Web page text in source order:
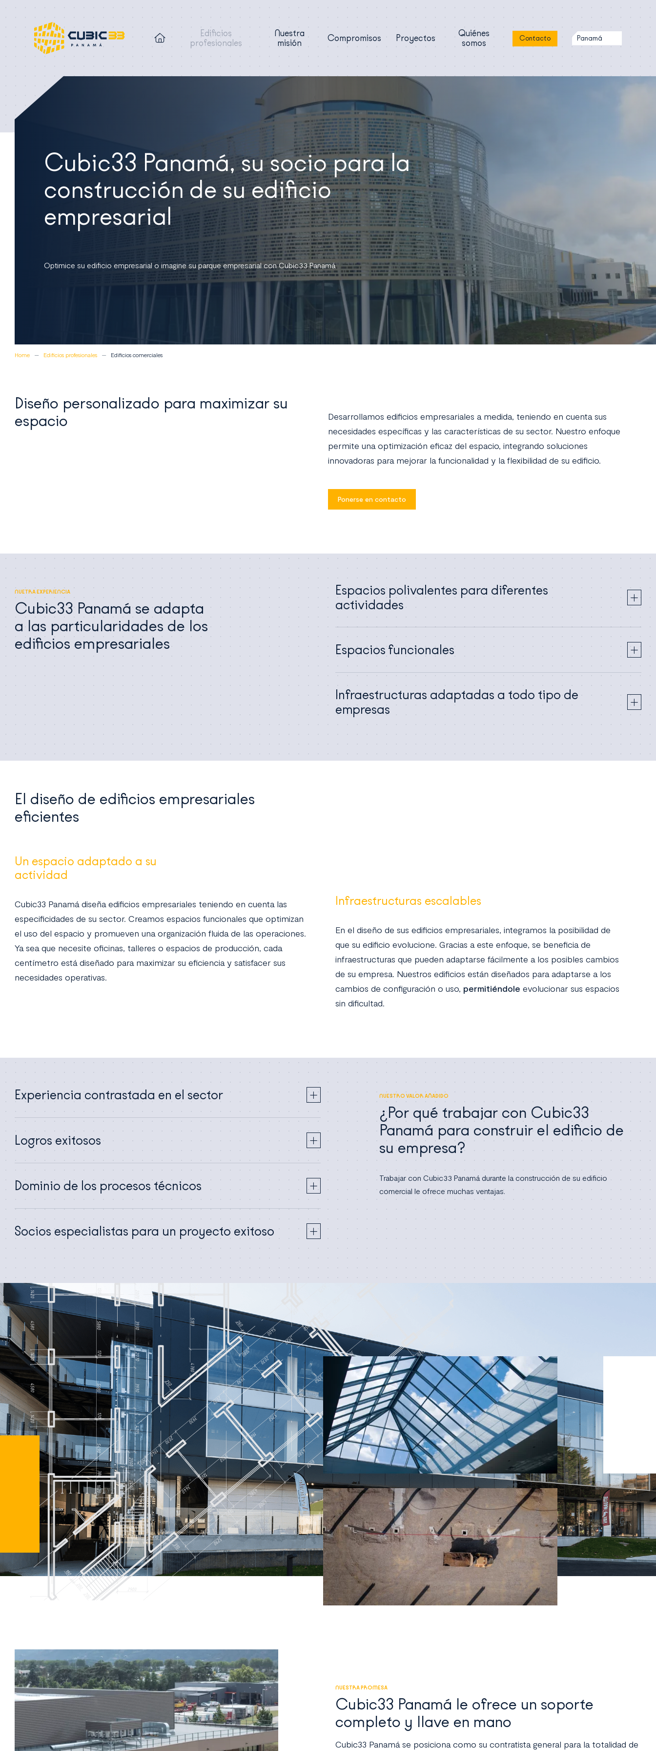
Edificios
profesionales
Nuestra
misión
Compromisos Proyectos
Quiénes
somos
Contacto Panamá
Cubic33 Panamá, su socio para la
construcción de su edificio
empresarial
Optimice su edificio empresarial o imagine su parque empresarial con Cubic33 Panamá
Home Edificios profesionales Edificios comerciales
Diseño personalizado para maximizar su
espacio
Desarrollamos edificios empresariales a medida, teniendo en cuenta sus
necesidades específicas y las características de su sector. Nuestro enfoque
permite una optimización eficaz del espacio, integrando soluciones
innovadoras para mejorar la funcionalidad y la flexibilidad de su edificio.
Ponerse en contacto
NUETRA EXPERIENCIA
Cubic33 Panamá se adapta
a las particularidades de los
edificios empresariales
Espacios polivalentes para diferentes
actividades
Espacios funcionales
Infraestructuras adaptadas a todo tipo de
empresas
El diseño de edificios empresariales
eficientes
Un espacio adaptado a su
actividad
Cubic33 Panamá diseña edificios empresariales teniendo en cuenta las
especificidades de su sector. Creamos espacios funcionales que optimizan
el uso del espacio y promueven una organización fluida de las operaciones.
Ya sea que necesite oficinas, talleres o espacios de producción, cada
centímetro está diseñado para maximizar su eficiencia y satisfacer sus
necesidades operativas.
Infraestructuras escalables
En el diseño de sus edificios empresariales, integramos la posibilidad de
que su edificio evolucione. Gracias a este enfoque, se beneficia de
infraestructuras que pueden adaptarse fácilmente a los posibles cambios
de su empresa. Nuestros edificios están diseñados para adaptarse a los
cambios de configuración o uso, permitiéndole evolucionar sus espacios
sin dificultad.
NUESTRO VALOR AÑADIDO
¿Por qué trabajar con Cubic33
Panamá para construir el edificio de
su empresa?
Trabajar con Cubic33 Panamá durante la construcción de su edificio
comercial le ofrece muchas ventajas.
Experiencia contrastada en el sector
Logros exitosos
Dominio de los procesos técnicos
Socios especialistas para un proyecto exitoso
NUESTRA PROMESA
Cubic33 Panamá le ofrece un soporte
completo y llave en mano
Cubic33 Panamá se posiciona como su contratista general para la totalidad de